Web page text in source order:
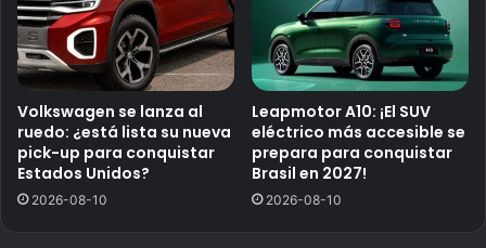
Volkswagen se lanza al
ruedo: ¿está lista su nueva
pick-up para conquistar
Estados Unidos?
2026-08-10
Leapmotor A10: ¡El SUV
eléctrico más accesible se
prepara para conquistar
Brasil en 2027!
2026-08-10